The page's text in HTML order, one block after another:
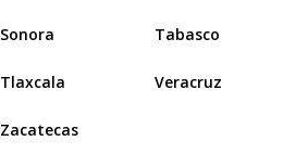
Sonora Tabasco
Tlaxcala Veracruz
Zacatecas